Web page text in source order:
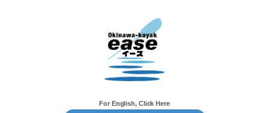
For English, Click Here